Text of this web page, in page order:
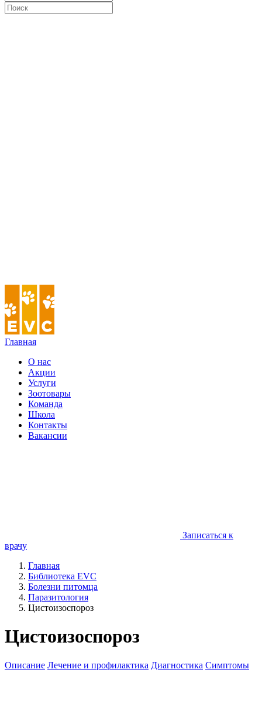
Главная
О нас
Акции
Услуги
Зоотовары
Команда
Школа
Контакты
Вакансии
Записаться к
врачу
Главная
Библиотека EVC
Болезни питомца
Паразитология
Цистоизоспороз
Цистоизоспороз
Описание Лечение и профилактика Диагностика Симптомы